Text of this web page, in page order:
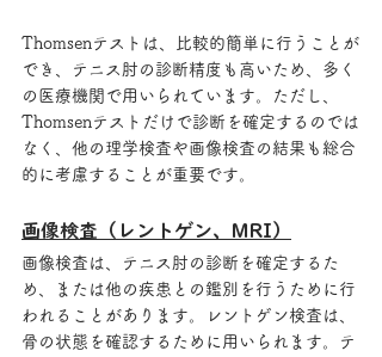
Thomsenテストは、比較的簡単に行うことが
でき、テニス肘の診断精度も高いため、多く
の医療機関で用いられています。ただし、
Thomsenテストだけで診断を確定するのでは
なく、他の理学検査や画像検査の結果も総合
的に考慮することが重要です。
画像検査（レントゲン、MRI）
画像検査は、テニス肘の診断を確定するた
め、または他の疾患との鑑別を行うために行
われることがあります。レントゲン検査は、
骨の状態を確認するために用いられます。テ